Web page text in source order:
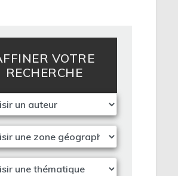
Goethe, Virgile, L’Epopée
de Ségou, bientôt les œuvres
de Judith Gautier, mais aussi
le théâtre antique, le
de l’âge d’or, etc., etc.
VOTRE
RECHERCHE